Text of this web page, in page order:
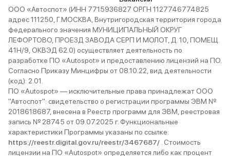
ООО «Автоспот» (ИНН 7715936827 ОРГН 1127746774825
адрес 111250, Г.МОСКВА, Внутригородская территория города
федерального значения МУНИЦИПАЛЬНЫЙ ОКРУГ
ЛЕФОРТОВО, ПРОЕЗД ЗАВОДА СЕРП И МОЛОТ, Д. 10, ПОМЕЩ.
41Н/9, ОКВЭД 62.0) осуществляет деятельность по
разработке ПО «Autospot» и предоставлению лицензий на ПО.
Согласно Приказу Минцифры от 08.10.22, вид деятельности
(код): 2.01.
ПО «Autospot» — исключительные права принадлежат ООО
"Автоспот": свидетельство о регистрации программы ЭВМ №
2018618687, внесена в Реестр программ для ЭВМ, реестровая
запись № 28745 от 09.07.2025 г. Функциональные
характеристики Программы указаны по ссылке:
https://reestr.digital.gov.ru/reestr/3467687/ . Стоимость
лицензии на ПО «Autospot» определяется либо как процент